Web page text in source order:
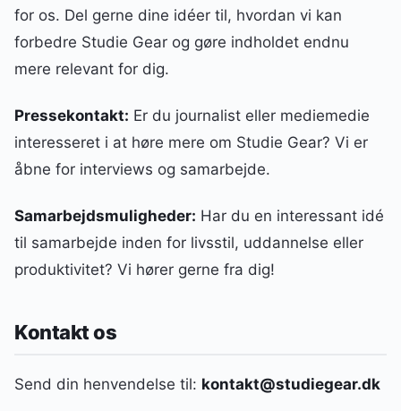
for os. Del gerne dine idéer til, hvordan vi kan
forbedre Studie Gear og gøre indholdet endnu
mere relevant for dig.
Pressekontakt: Er du journalist eller mediemedie
interesseret i at høre mere om Studie Gear? Vi er
åbne for interviews og samarbejde.
Samarbejdsmuligheder: Har du en interessant idé
til samarbejde inden for livsstil, uddannelse eller
produktivitet? Vi hører gerne fra dig!
Kontakt os
Send din henvendelse til: kontakt@studiegear.dk